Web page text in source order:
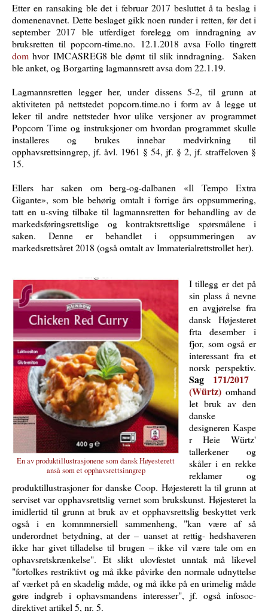
Etter en ransaking ble det i februar 2017 besluttet å ta beslag i
domenenavnet. Dette beslaget gikk noen runder i retten, før det i
september 2017 ble utferdiget forelegg om inndragning av
bruksretten til popcorn-time.no. 12.1.2018 avsa Follo tingrett
dom hvor IMCASREG8 ble dømt til slik inndragning. Saken
ble anket, og Borgarting lagmannsrett avsa dom 22.1.19.
Lagmannsretten legger her, under dissens 5-2, til grunn at
aktiviteten på nettstedet popcorn.time.no i form av å legge ut
leker til andre nettsteder hvor ulike versjoner av programmet
Popcorn Time og instruksjoner om hvordan programmet skulle
installeres og brukes innebar medvirkning til
opphavsrettsinngrep, jf. åvl. 1961 § 54, jf. § 2, jf. straffeloven §
15.
Ellers har saken om berg-og-dalbanen «Il Tempo Extra
Gigante», som ble behørig omtalt i forrige års oppsummering,
tatt en u-sving tilbake til lagmannsretten for behandling av de
markedsføringsrettslige og kontraktsrettslige spørsmålene i
saken. Denne er behandlet i oppsummeringen av
markedsrettsåret 2018 (også omtalt av Immaterialrettstrollet her).
En av produktillustrasjonene som dansk Høyesterett
anså som et opphavsrettsinngrep
I tillegg er det på
sin plass å nevne
en avgjørelse fra
dansk Højesteret
frta desember i
fjor, som også er
interessant fra et
norsk perspektiv.
Sag 171/2017
(Würtz)omhand
let bruk av den
danske
designeren Kaspe
r Heie Würtz'
tallerkener og
skåler i en rekke
reklamer og
produktillustrasjoner for danske Coop. Højesterett la til grunn at
serviset var opphavsrettslig vernet som brukskunst. Højesteret la
imidlertid til grunn at bruk av et opphavsrettslig beskyttet verk
også i en komnmnersiell sammenheng, "kan være af så
underordnet betydning, at der – uanset at rettig- hedshaveren
ikke har givet tilladelse til brugen – ikke vil være tale om en
ophavsretskrænkelse". Et slikt ulovfestet unntak må likevel
"fortolkes restriktivt og må ikke påvirke den normale udnyttelse
af værket på en skadelig måde, og må ikke på en urimelig måde
gøre indgreb i ophavsmandens interesser", jf. også infosoc-
direktivet artikel 5, nr. 5.